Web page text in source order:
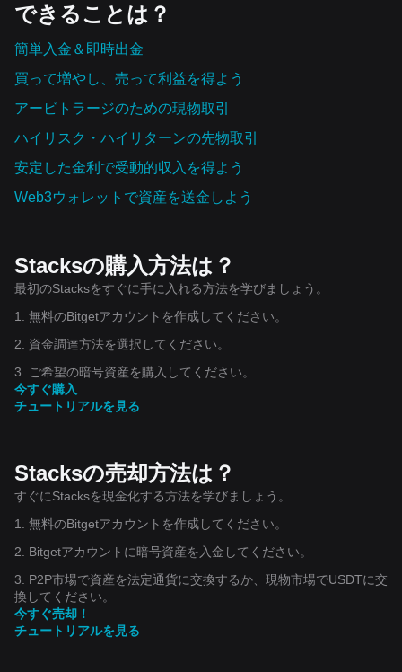
できることは？
簡単入金＆即時出金
買って増やし、売って利益を得よう
アービトラージのための現物取引
ハイリスク・ハイリターンの先物取引
安定した金利で受動的収入を得よう
Web3ウォレットで資産を‌送金しよう
Stacksの購入方法は？
最初のStacksをすぐに手に入れる方法を学びましょう。
1. 無料のBitgetアカウントを作成してください。
2. 資金調達方法を選択してください。
3. ご希望の暗号資産を購入してください。
今すぐ購入
チュートリアルを見る
Stacksの売却方法は？
すぐにStacksを現金化する方法を学びましょう。
1. 無料のBitgetアカウントを作成してください。
2. Bitgetアカウントに暗号資産を入金してください。
3. P2P市場で資産を法定通貨に交換するか、現物市場でUSDTに交
換してください。
今すぐ売却！
チュートリアルを見る